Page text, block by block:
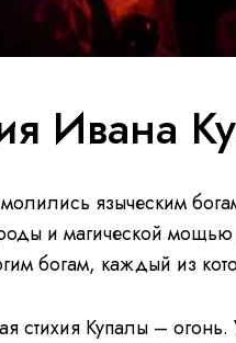
Ивана
языческим
и магической
богам, каждый из
стихия Купалы –